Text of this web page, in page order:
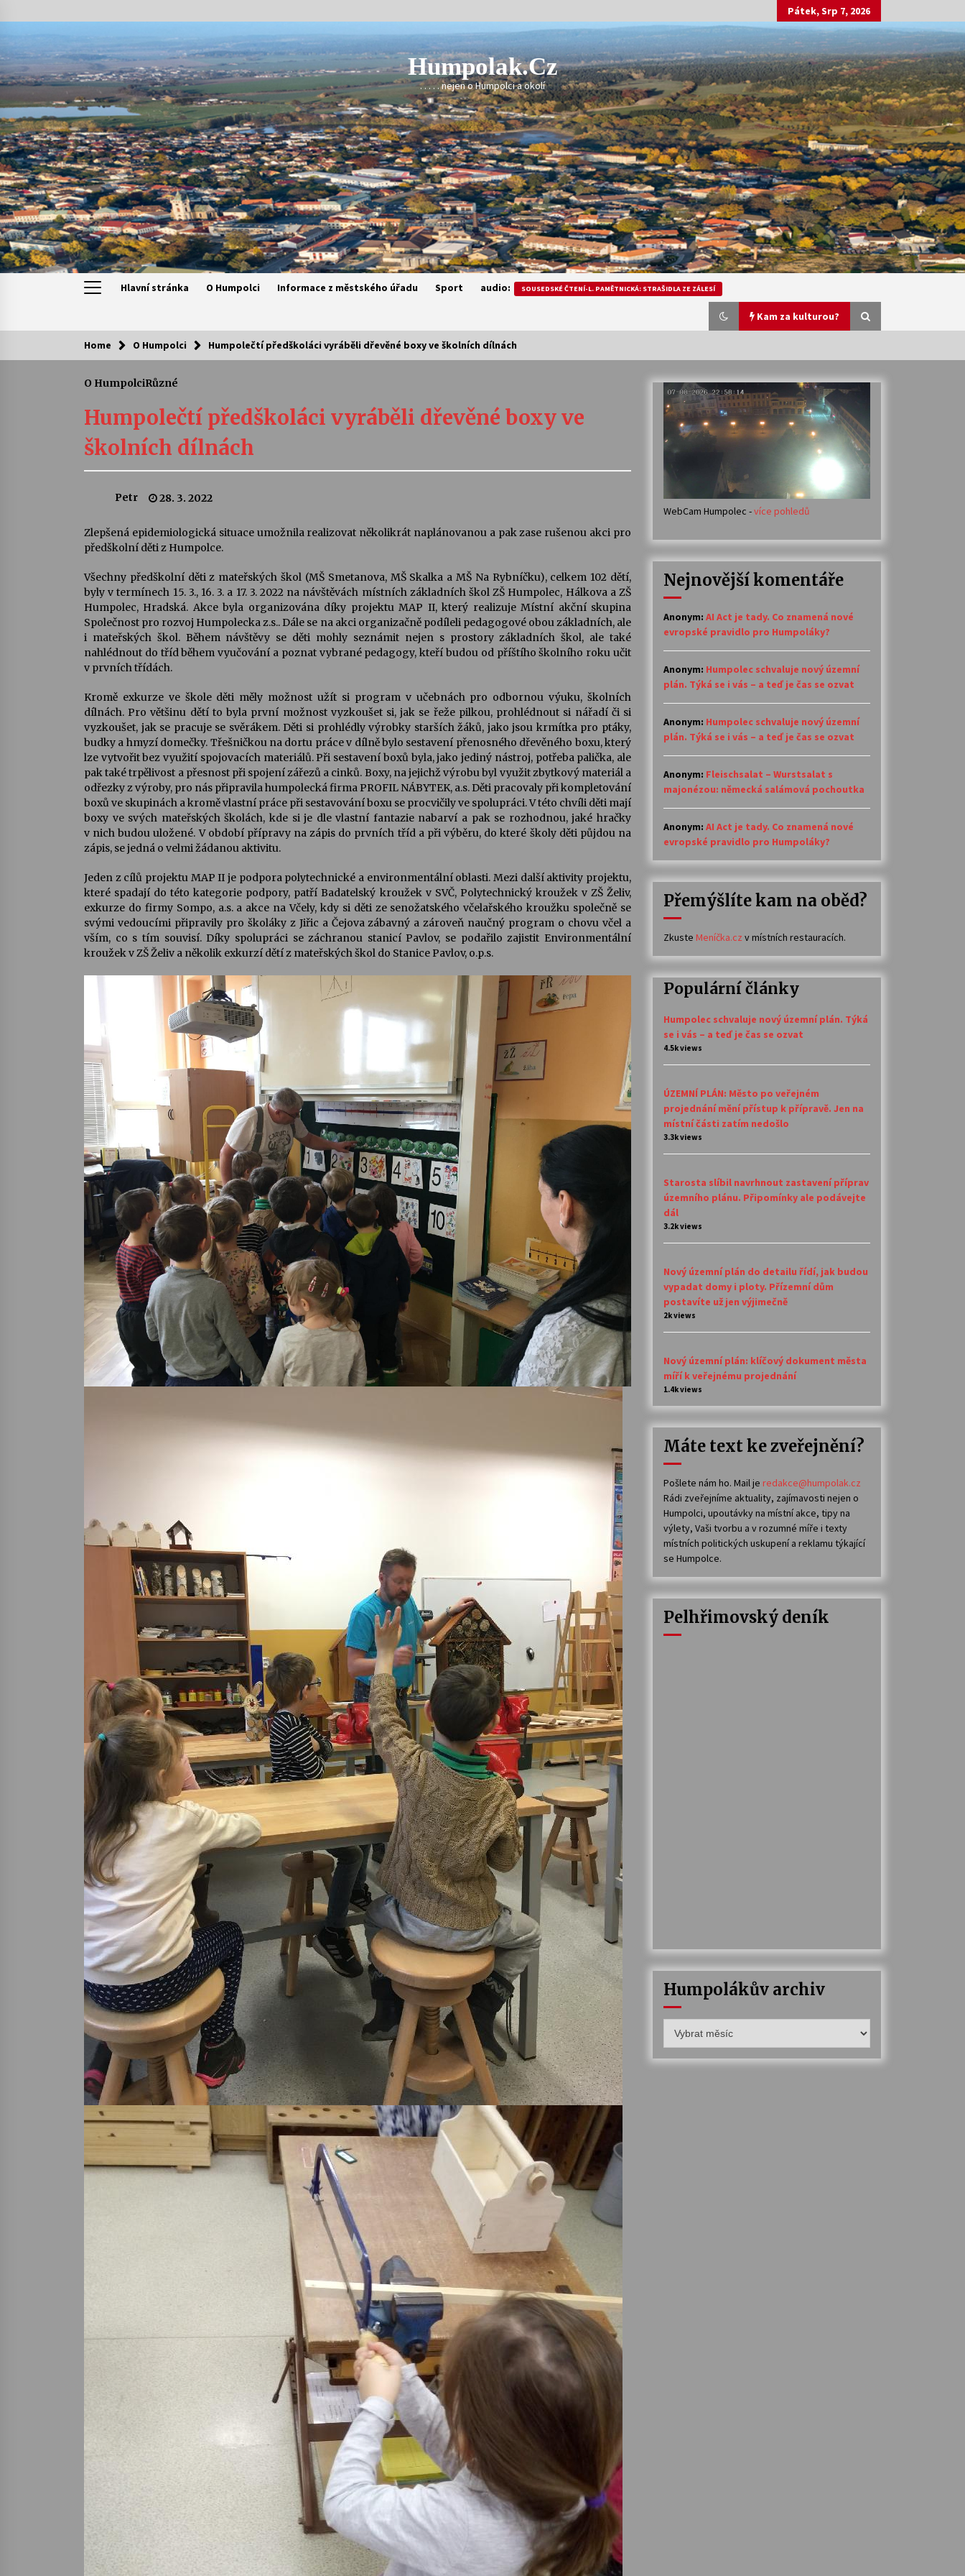
to
Pátek, Srp 7, 2026
Humpolak.cz
. . . . . nejen o Humpolci a okolí
Hlavní stránka O Humpolci Informace z městského úřadu Sport audio: SOUSEDSKÉ ČTENÍ-L. PAMĚTNICKÁ: STRAŠIDLA ZE ZÁLESÍ
Kam za kulturou?
Kam za kulturou?
Camerata a Sukuba Ensemble
4. 8. 2026
Stávám se kapkou
30. 7. 2026
Veselí muzikanti
30. 7. 2026
Quijotova šedesátka: 28. 7.–1. 8.
28. 7. 2026
Kolchoz a Jenakaši
Votavžatský ploty
23. 7. 2026
Letní koncerty ve Stromovce: Rufus
Miller
Vysočinka
14. 7. 2026
Za kulturou kousek za Humpolec. V
Želivě ožije odkaz Josefa Čapka
13. 7. 2026
Varhanní recitál Michala Novenka v
Klášteře Želiv
3. 7. 2026
30. 6. 2026
Home O Humpolci Humpolečtí předškoláci vyráběli dřevěné boxy ve školních dílnách
O HumpolciRůzné
Humpolečtí předškoláci vyráběli dřevěné boxy ve
školních dílnách
Petr 28. 3. 2022
Zlepšená epidemiologická situace umožnila realizovat několikrát naplánovanou a pak zase rušenou akci pro
předškolní děti z Humpolce.
Všechny předškolní děti z mateřských škol (MŠ Smetanova, MŠ Skalka a MŠ Na Rybníčku), celkem 102 dětí,
byly v termínech 15. 3., 16. 3. a 17. 3. 2022 na návštěvách místních základních škol ZŠ Humpolec, Hálkova a ZŠ
Humpolec, Hradská. Akce byla organizována díky projektu MAP II, který realizuje Místní akční skupina
Společnost pro rozvoj Humpolecka z.s.. Dále se na akci organizačně podíleli pedagogové obou základních, ale
i mateřských škol. Během návštěvy se děti mohly seznámit nejen s prostory základních škol, ale také
nahlédnout do tříd během vyučování a poznat vybrané pedagogy, kteří budou od příštího školního roku učit
v prvních třídách.
Kromě exkurze ve škole děti měly možnost užít si program v učebnách pro odbornou výuku, školních
dílnách. Pro většinu dětí to byla první možnost vyzkoušet si, jak se řeže pilkou, prohlédnout si nářadí či si
vyzkoušet, jak se pracuje se svěrákem. Děti si prohlédly výrobky starších žáků, jako jsou krmítka pro ptáky,
budky a hmyzí domečky. Třešničkou na dortu práce v dílně bylo sestavení přenosného dřevěného boxu, který
lze vytvořit bez využití spojovacích materiálů. Při sestavení boxů byla, jako jediný nástroj, potřeba palička, ale
pak také trpělivost a přesnost při spojení zářezů a cinků. Boxy, na jejichž výrobu byl využit zbytkový materiál a
odřezky z výroby, pro nás připravila humpolecká firma PROFIL NÁBYTEK, a.s. Děti pracovaly při kompletování
boxů ve skupinách a kromě vlastní práce při sestavování boxu se procvičily ve spolupráci. V této chvíli děti mají
boxy ve svých mateřských školách, kde si je dle vlastní fantazie nabarví a pak se rozhodnou, jaké hračky
v nich budou uložené. V období přípravy na zápis do prvních tříd a při výběru, do které školy děti půjdou na
zápis, se jedná o velmi žádanou aktivitu.
Jeden z cílů projektu MAP II je podpora polytechnické a environmentální oblasti. Mezi další aktivity projektu,
které spadají do této kategorie podpory, patří Badatelský kroužek v SVČ, Polytechnický kroužek v ZŠ Želiv,
exkurze do firmy Sompo, a.s. a akce na Včely, kdy si děti ze senožatského včelařského kroužku společně se
svými vedoucími připravily pro školáky z Jiřic a Čejova zábavný a zároveň naučný program o chovu včel a
vším, co s tím souvisí. Díky spolupráci se záchranou stanicí Pavlov, se podařilo zajistit Environmentální
kroužek v ZŠ Želiv a několik exkurzí dětí z mateřských škol do Stanice Pavlov, o.p.s.
WebCam Humpolec -více pohledů
Nejnovější komentáře
Anonym: AI Act je tady. Co znamená nové
evropské pravidlo pro Humpoláky?
Anonym: Humpolec schvaluje nový územní
plán. Týká se i vás – a teď je čas se ozvat
Anonym: Humpolec schvaluje nový územní
plán. Týká se i vás – a teď je čas se ozvat
Anonym: Fleischsalat – Wurstsalat s
majonézou: německá salámová pochoutka
Anonym: AI Act je tady. Co znamená nové
evropské pravidlo pro Humpoláky?
Přemýšlíte kam na oběd?
Zkuste Meníčka.cz v místních restauracích.
Populární články
Humpolec schvaluje nový územní plán. Týká
se i vás – a teď je čas se ozvat
4.5k views
ÚZEMNÍ PLÁN: Město po veřejném
projednání mění přístup k přípravě. Jen na
místní části zatím nedošlo
3.3k views
Starosta slíbil navrhnout zastavení příprav
územního plánu. Připomínky ale podávejte
dál
3.2k views
Nový územní plán do detailu řídí, jak budou
vypadat domy i ploty. Přízemní dům
postavíte už jen výjimečně
2k views
Nový územní plán: klíčový dokument města
míří k veřejnému projednání
1.4k views
Máte text ke zveřejnění?
Pošlete nám ho. Mail je redakce@humpolak.cz
Rádi zveřejníme aktuality, zajímavosti nejen o
Humpolci, upoutávky na místní akce, tipy na
výlety, Vaši tvorbu a v rozumné míře i texty
místních politických uskupení a reklamu týkající
se Humpolce.
Pelhřimovský deník
Humpolákův archiv
archiv